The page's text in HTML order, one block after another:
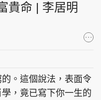
東Touch
貴命 | 李居明
。這個說法，表面令
，竟已寫下你一生的